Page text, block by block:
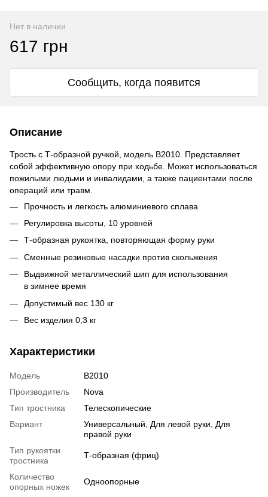
Нет в наличии
617 грн
Сообщить, когда появится
Описание
Трость с Т-образной ручкой, модель B2010. Представляет
собой эффективную опору при ходьбе. Может использоваться
пожилыми людьми и инвалидами, а также пациентами после
операций или травм.
Прочность и легкость алюминиевого сплава
Регулировка высоты, 10 уровней
Т-образная рукоятка, повторяющая форму руки
Сменные резиновые насадки против скольжения
Выдвижной металлический шип для использования
в зимнее время
Допустимый вес 130 кг
Вес изделия 0,3 кг
Характеристики
Модель
B2010
Производитель
Nova
Тип тростника
Телескопические
Вариант
Универсальный Для левой руки
Для
правой руки
Тип рукоятки
тростника
Т-образная (фриц)
Количество
опорных ножек
Одноопорные